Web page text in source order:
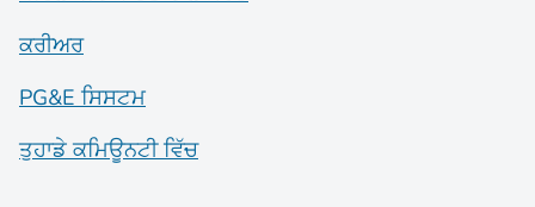
ਕਰੀਅਰ
PG&E ਸਿਸਟਮ
ਤੁਹਾਡੇ ਕਮਿਊਨਟੀ ਵਿੱਚ